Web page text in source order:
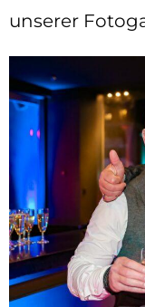
unserer